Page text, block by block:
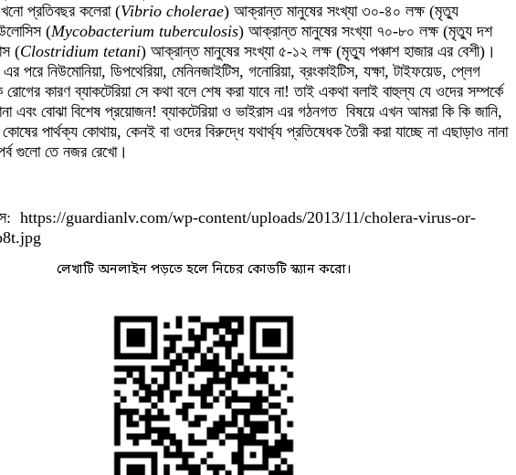
প্রতিবছর কলেরা (Vibrio cholerae) আক্রান্ত মানুষের সংখ্যা ৩০-৪০ লক্ষ (মৃত্যু
(Mycobacterium tuberculosis) আক্রান্ত মানুষের সংখ্যা ৭০-৮০ লক্ষ (মৃত্যু দশ
(Clostridium tetani) আক্রান্ত মানুষের সংখ্যা ৫-১২ লক্ষ (মৃত্যু পঞ্চাশ হাজার এর বেশী)।
পরে নিউমোনিয়া, ডিপথেরিয়া, মেনিনজাইটিস, গনোরিয়া, ব্রংকাইটিস, যক্ষা, টাইফয়েড, প্লেগ
কারণ ব্যাকটেরিয়া সে কথা বলে শেষ করা যাবে না! তাই একথা বলাই বাহুল্য যে ওদের সম্পর্কে
এবং বোঝা বিশেষ প্রয়োজন! ব্যাকটেরিয়া ও ভাইরাস এর গঠনগত বিষয়ে এখন আমরা কি কি জানি,
পার্থক্য কোথায়, কেনই বা ওদের বিরুদ্ধে যথার্থ্য প্রতিষেধক তৈরী করা যাচ্ছে না এছাড়াও নানা
গুলো তে নজর রেখো।
https://guardianlv.com/wp-content/uploads/2013/11/cholera-virus-or-
লেখাটি অনলাইন পড়তে হলে নিচের কোডটি স্ক্যান করো।